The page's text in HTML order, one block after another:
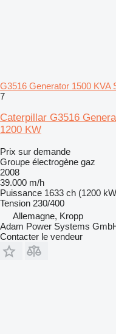
G3516 Generator 1500 KVA
7
Caterpillar G3516
1200 KW
Prix sur demande
Groupe électrogène gaz
2008
39.000 m/h
Puissance 1633 ch (1200
Tension 230/400
Allemagne, Kropp
Adam Power Systems
Contacter le vendeur